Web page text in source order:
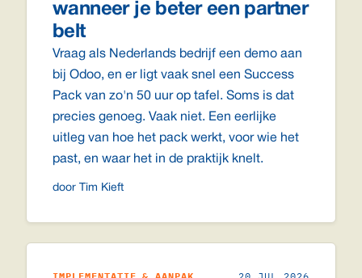
wanneer je beter een partner
belt
Vraag als Nederlands bedrijf een demo aan
bij Odoo, en er ligt vaak snel een Success
Pack van zo'n 50 uur op tafel. Soms is dat
precies genoeg. Vaak niet. Een eerlijke
uitleg van hoe het pack werkt, voor wie het
past, en waar het in de praktijk knelt.
door Tim Kieft